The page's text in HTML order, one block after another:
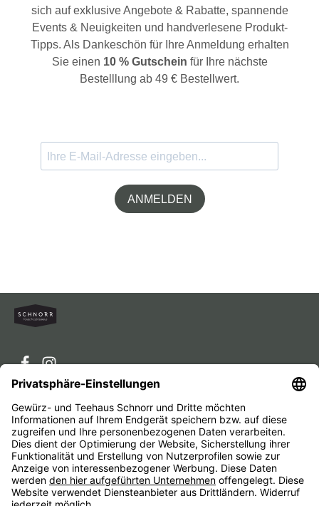
sich auf exklusive Angebote & Rabatte, spannende
Events & Neuigkeiten und handverlesene Produkt-
Tipps. Als Dankeschön für Ihre Anmeldung erhalten
Sie einen 10 % Gutschein für Ihre nächste
Bestelllung ab 49 € Bestellwert.
ANMELDEN
Service-Hotline
Service
Unternehmen